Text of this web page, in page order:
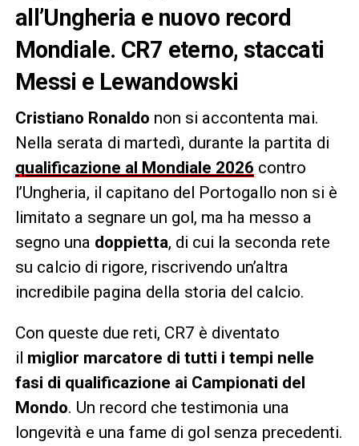
all’Ungheria e nuovo record
Mondiale. CR7 eterno, staccati
Messi e Lewandowski
Cristiano Ronaldo non si accontenta mai.
Nella serata di martedì, durante la partita di
qualificazione al Mondiale 2026 contro
l’Ungheria, il capitano del Portogallo non si è
limitato a segnare un gol, ma ha messo a
segno una doppietta, di cui la seconda rete
su calcio di rigore, riscrivendo un’altra
incredibile pagina della storia del calcio.
Con queste due reti, CR7 è diventato
il miglior marcatore di tutti i tempi nelle
fasi di qualificazione ai Campionati del
Mondo. Un record che testimonia una
longevità e una fame di gol senza precedenti.